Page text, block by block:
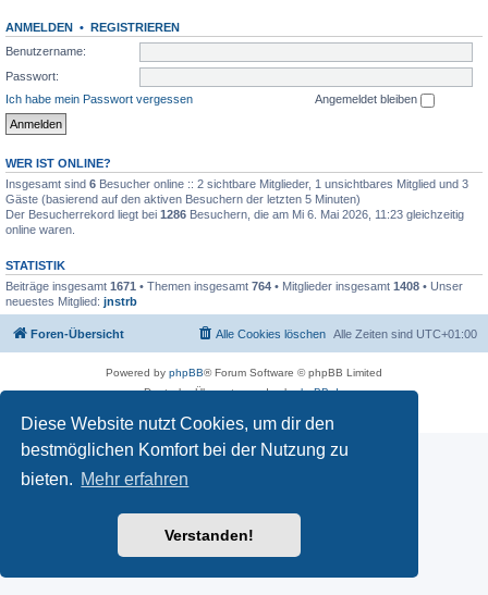
Diese Website nutzt Cookies, um dir den
bestmöglichen Komfort bei der Nutzung zu
bieten. Mehr erfahren
Verstanden!
ANMELDEN • REGISTRIEREN
Benutzername:
Passwort:
Ich habe mein Passwort vergessen
Angemeldet bleiben
WER IST ONLINE?
Insgesamt sind 6 Besucher online :: 2 sichtbare Mitglieder, 1 unsichtbares Mitglied und 3
Gäste (basierend auf den aktiven Besuchern der letzten 5 Minuten)
Der Besucherrekord liegt bei 1286 Besuchern, die am Mi 6. Mai 2026, 11:23 gleichzeitig
online waren.
STATISTIK
Beiträge insgesamt 1671 • Themen insgesamt 764 • Mitglieder insgesamt 1408 • Unser
neuestes Mitglied: jnstrb
Foren-Übersicht Alle Zeiten sind UTC+01:00
Alle Cookies löschen
Powered by phpBB® Forum Software © phpBB Limited
Deutsche Übersetzung durchphpBB.de